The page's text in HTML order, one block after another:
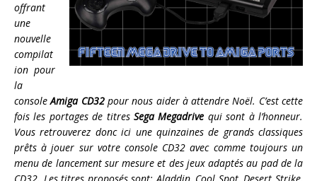
offrant
une
nouvelle
compilat
ion pour
la
consoleAmiga CD32pour nous aider à attendre Noël. C’est cette
fois les portages de titres Sega Megadrive qui sont à l’honneur.
Vous retrouverez donc ici une quinzaines de grands classiques
prêts à jouer sur votre console CD32 avec comme toujours un
menu de lancement sur mesure et des jeux adaptés au pad de la